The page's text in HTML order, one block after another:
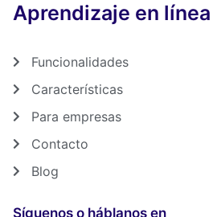
Aprendizaje en línea
Funcionalidades
Características
Para empresas
Contacto
Blog
Síguenos o háblanos en